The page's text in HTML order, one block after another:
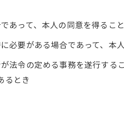
あって、本人の同意を得るこ
必要がある場合であって、本
法令の定める事務を遂行す
るとき